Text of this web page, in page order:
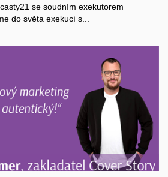
se soudním exekutorem
do světa exekucí s...